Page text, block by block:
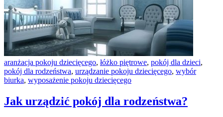
aranżacja pokoju dziecięcego, łóżko piętrowe, pokój dla dzieci,
pokój dla rodzeństwa, urządzanie pokoju dziecięcego, wybór
biurka, wyposażenie pokoju dziecięcego
Jak urządzić pokój dla rodzeństwa?